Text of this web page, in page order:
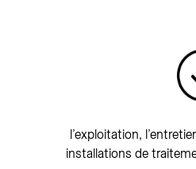
l’exploitation,
installations de